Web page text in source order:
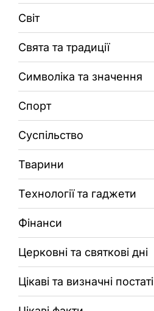
Світ
Свята та традиції
Символіка та значення
Спорт
Суспільство
Тварини
Технології та гаджети
Фінанси
Церковні та святкові дні
Цікаві та визначні постаті